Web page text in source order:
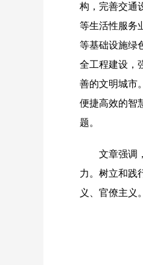
构，完善交通
等生活性服务
等基础设施绿
全工程建设，
善的文明城市
便捷高效的智
题。
文章强调
力。树立和践
义、官僚主义。